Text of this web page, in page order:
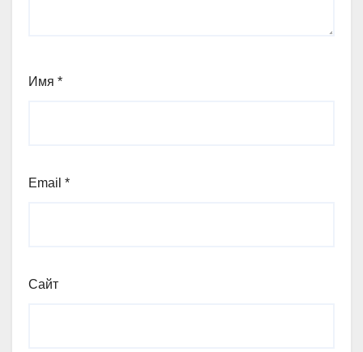
Имя *
Email *
Сайт